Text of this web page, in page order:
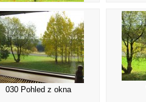
026 Strom
030 Pohled z okna